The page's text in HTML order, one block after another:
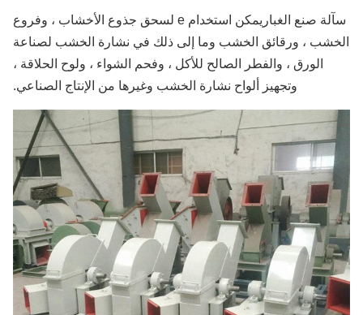
سآلة صنع الغبار
يمكن استخدام e لسحق جذوع الأخشاب ، وفروع
الخشب ، ورقائق الخشب وما إلى ذلك في نشارة الخشب لصناعة
الورق ، والفطر الصالح للأكل ، وفحم الشواء ، ولوح الحلاقة ،
وتجهيز ألواح نشارة الخشب وغيرها من الإنتاج الصناعي.